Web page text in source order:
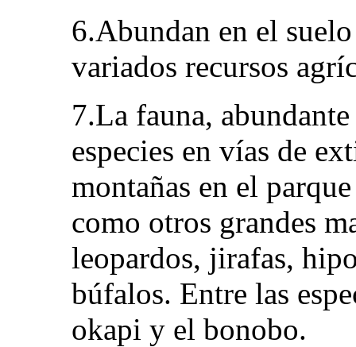
6.Abundan en el
variados recursos
7.La fauna,
especies en vías de
montañas en el
como otros grandes
leopardos, jirafas,
búfalos. Entre las
okapi y el bonobo.